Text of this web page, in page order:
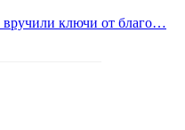
вручили ключи от благо…